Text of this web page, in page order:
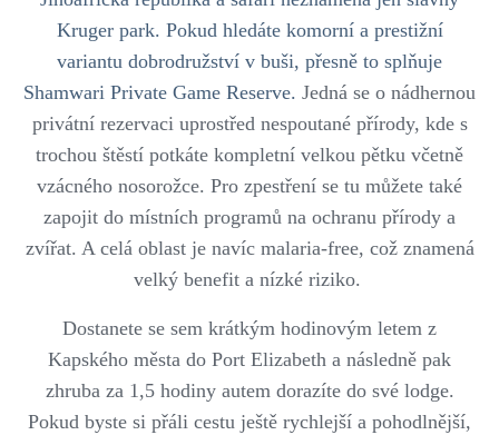
Kruger park. Pokud hledáte komorní a prestižní
variantu dobrodružství v buši, přesně to splňuje
Shamwari Private Game Reserve. Jedná se o nádhernou
privátní rezervaci uprostřed nespoutané přírody, kde s
trochou štěstí potkáte kompletní velkou pětku včetně
vzácného nosorožce. Pro zpestření se tu můžete také
zapojit do místních programů na ochranu přírody a
zvířat. A celá oblast je navíc malaria-free, což znamená
velký benefit a nízké riziko.
Dostanete se sem krátkým hodinovým letem z
Kapského města do Port Elizabeth a následně pak
zhruba za 1,5 hodiny autem dorazíte do své lodge.
Pokud byste si přáli cestu ještě rychlejší a pohodlnější,